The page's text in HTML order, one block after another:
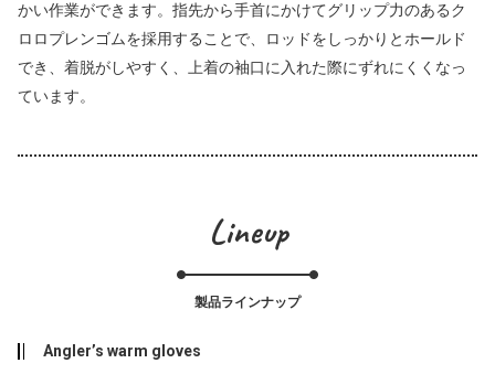
かい作業ができます。指先から手首にかけてグリップ力のあるク
ロロプレンゴムを採用することで、ロッドをしっかりとホールド
でき、着脱がしやすく、上着の袖口に入れた際にずれにくくなっ
ています。
Lineup
製品ラインナップ
Angler’s warm gloves